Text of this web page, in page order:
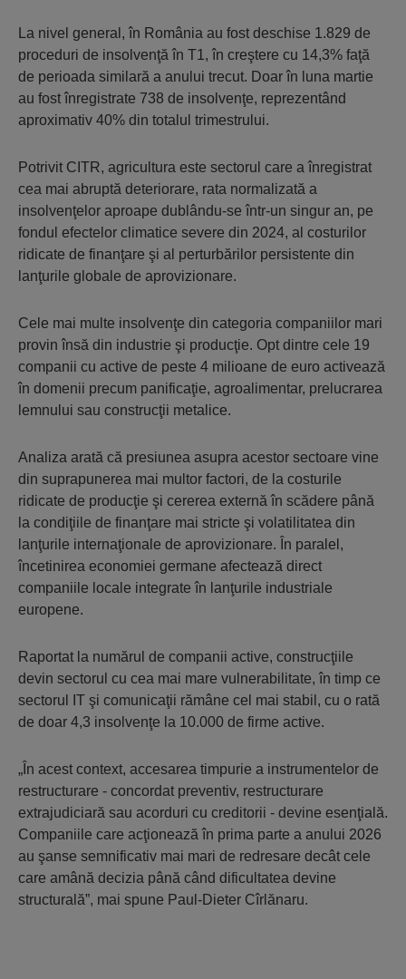
La nivel general, în România au fost deschise 1.829 de
proceduri de insolvenţă în T1, în creştere cu 14,3% faţă
de perioada similară a anului trecut. Doar în luna martie
au fost înregistrate 738 de insolvenţe, reprezentând
aproximativ 40% din totalul trimestrului.
Potrivit CITR, agricultura este sectorul care a înregistrat
cea mai abruptă deteriorare, rata normalizată a
insolvenţelor aproape dublându-se într-un singur an, pe
fondul efectelor climatice severe din 2024, al costurilor
ridicate de finanţare şi al perturbărilor persistente din
lanţurile globale de aprovizionare.
Cele mai multe insolvenţe din categoria companiilor mari
provin însă din industrie şi producţie. Opt dintre cele 19
companii cu active de peste 4 milioane de euro activează
în domenii precum panificaţie, agroalimentar, prelucrarea
lemnului sau construcţii metalice.
Analiza arată că presiunea asupra acestor sectoare vine
din suprapunerea mai multor factori, de la costurile
ridicate de producţie şi cererea externă în scădere până
la condiţiile de finanţare mai stricte şi volatilitatea din
lanţurile internaţionale de aprovizionare. În paralel,
încetinirea economiei germane afectează direct
companiile locale integrate în lanţurile industriale
europene.
Raportat la numărul de companii active, construcţiile
devin sectorul cu cea mai mare vulnerabilitate, în timp ce
sectorul IT şi comunicaţii rămâne cel mai stabil, cu o rată
de doar 4,3 insolvenţe la 10.000 de firme active.
„În acest context, accesarea timpurie a instrumentelor de
restructurare - concordat preventiv, restructurare
extrajudiciară sau acorduri cu creditorii - devine esenţială.
Companiile care acţionează în prima parte a anului 2026
au şanse semnificativ mai mari de redresare decât cele
care amână decizia până când dificultatea devine
structurală”, mai spune Paul-Dieter Cîrlănaru.